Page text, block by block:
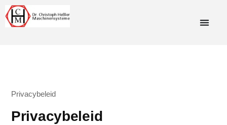
Privacybeleid
Privacybeleid